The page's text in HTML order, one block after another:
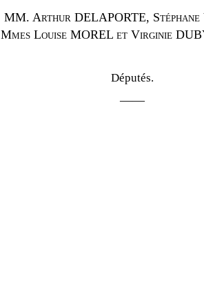
MM. Arthur DELAPORTE, Stéphane
Mmes Louise MOREL et Virginie
Députés.
——